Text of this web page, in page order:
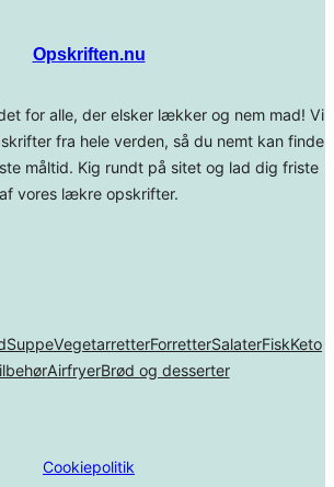
Opskriften.nu
for alle, der elsker lækker og nem mad! Vi
fra hele verden, så du nemt kan finde
måltid. Kig rundt på sitet og lad dig friste
af vores lækre opskrifter.
SuppeVegetarretterForretterSalaterFiskKeto
AirfryerBrød og desserter
Cookiepolitik